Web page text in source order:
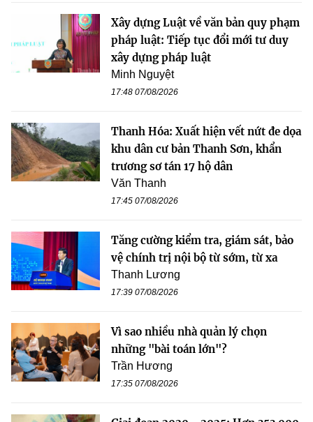
Xây dựng Luật về văn bản quy phạm
pháp luật: Tiếp tục đổi mới tư duy
xây dựng pháp luật
Minh Nguyệt
17:48 07/08/2026
Thanh Hóa: Xuất hiện vết nứt đe dọa
khu dân cư bản Thanh Sơn, khẩn
trương sơ tán 17 hộ dân
Văn Thanh
17:45 07/08/2026
Tăng cường kiểm tra, giám sát, bảo
vệ chính trị nội bộ từ sớm, từ xa
Thanh Lương
17:39 07/08/2026
Vì sao nhiều nhà quản lý chọn
những "bài toán lớn"?
Trần Hương
17:35 07/08/2026